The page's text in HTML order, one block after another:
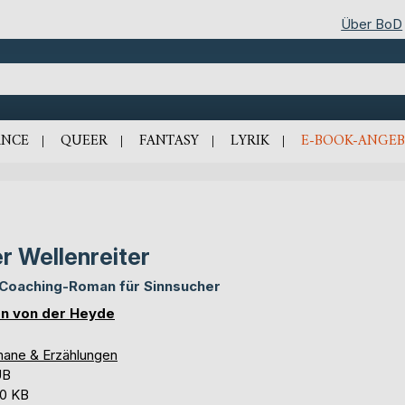
Über BoD
QUEER FANTASY LYRIK E-BOOK-
Wellenreiter
Roman für Sinnsucher
von der Heyde
& Erzählungen
KB